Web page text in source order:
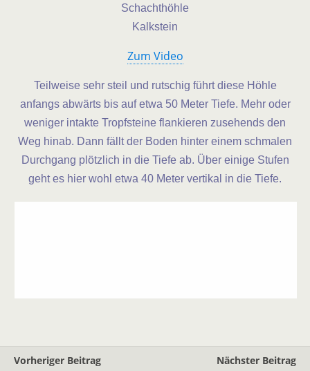
Schachthöhle
Kalkstein
Zum Video
Teilweise sehr steil und rutschig führt diese Höhle
anfangs abwärts bis auf etwa 50 Meter Tiefe. Mehr oder
weniger intakte Tropfsteine flankieren zusehends den
Weg hinab. Dann fällt der Boden hinter einem schmalen
Durchgang plötzlich in die Tiefe ab. Über einige Stufen
geht es hier wohl etwa 40 Meter vertikal in die Tiefe.
Vorheriger Beitrag
Nächster Beitrag